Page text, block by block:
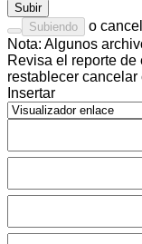
Subir
Subiendo
o
Nota: Algunos
Revisa el reporte de
restablecer cancelar
Insertar